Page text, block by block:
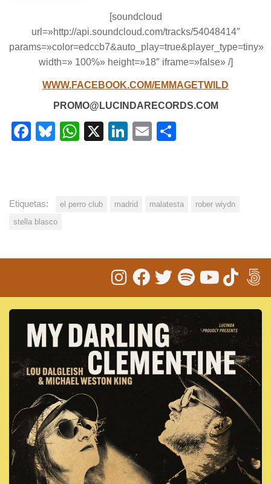
[soundcloud
url=»http://api.soundcloud.com/tracks/54048414″
params=»color=edccb7&auto_play=true&player_type=tiny»
width=» 100%» height=»18″ iframe=»false» /]
WWW.FACEBOOK.COM/EMMAGETWILD
PROMO@LUCINDARECORDS.COM
Facebook
Bluesky
WhatsApp
X LinkedIn
Email
Etiquetas: el perro club madrid malatesta
rober wiydn
stella blasco